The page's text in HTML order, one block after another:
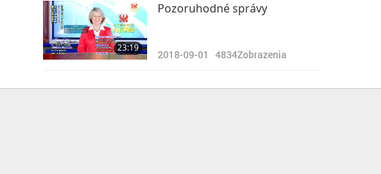
23:19
Pozoruhodné správy
2018-09-01 4834Zobrazenia